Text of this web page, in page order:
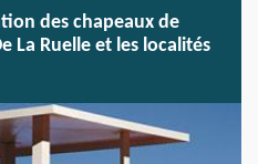
des chapeaux de
La Ruelle et les localités